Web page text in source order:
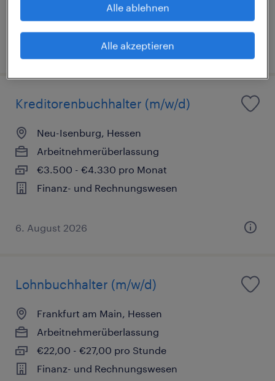
Finanz- und Rechnungswesen
Kreditorenbuchhalter (m/w/d)
Neu-Isenburg, Hessen
Arbeitnehmerüberlassung
€3.500 - €4.330 pro Monat
Finanz- und Rechnungswesen
6. August 2026
Lohnbuchhalter (m/w/d)
Frankfurt am Main, Hessen
Arbeitnehmerüberlassung
€22,00 - €27,00 pro Stunde
Finanz- und Rechnungswesen
Alle ablehnen
Alle akzeptieren